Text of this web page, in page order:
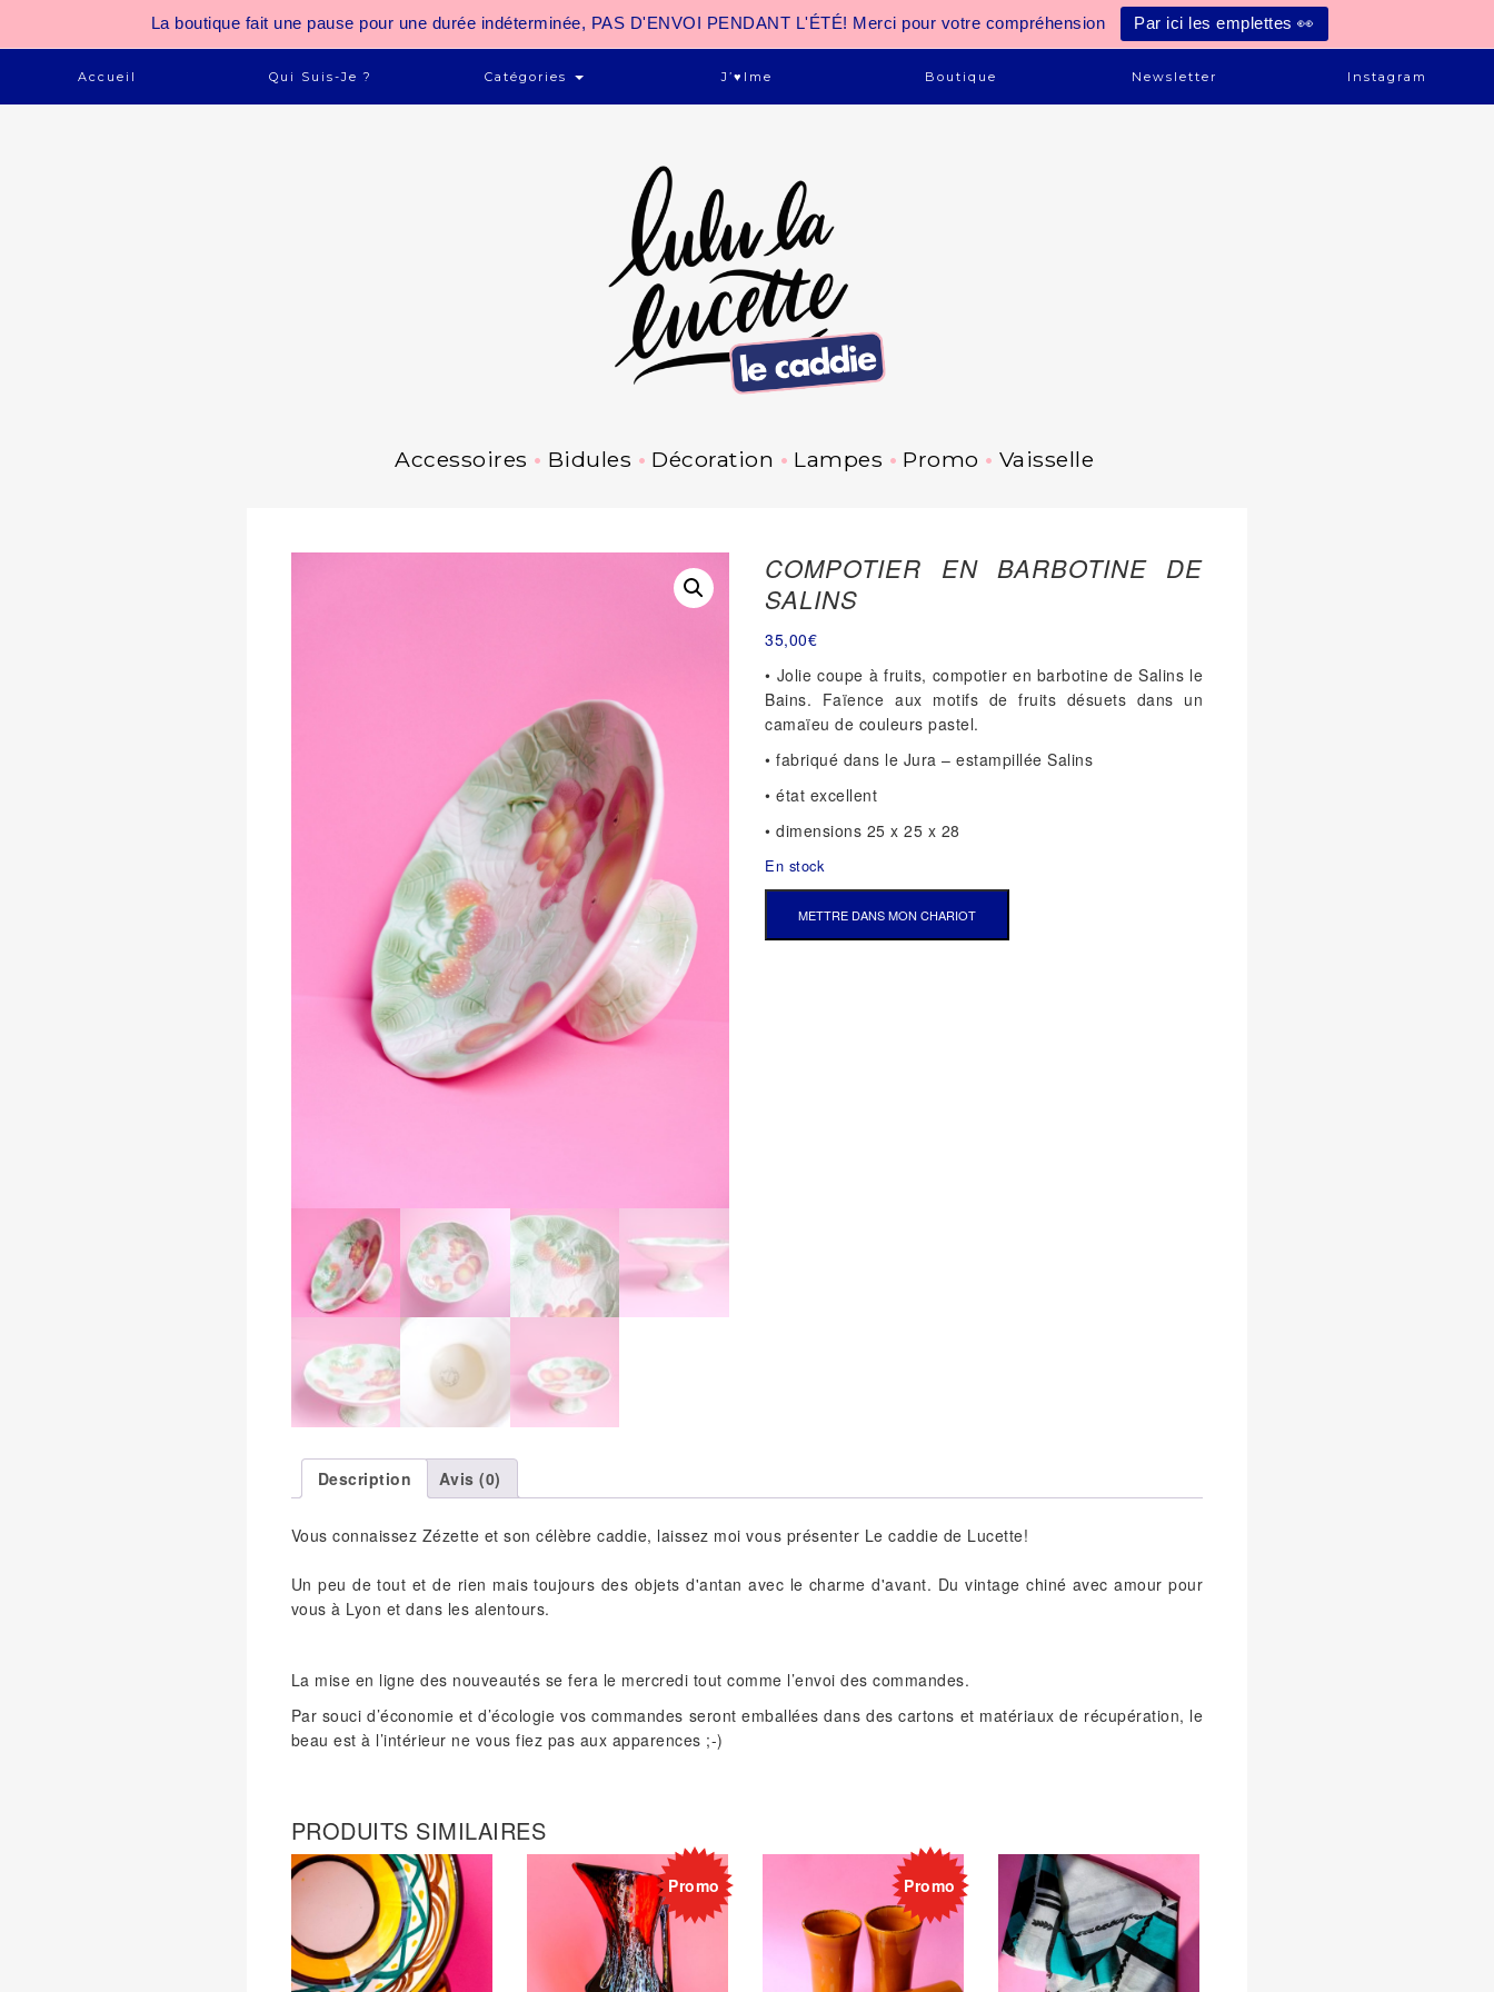
La boutique fait une pause pour une durée indéterminée, PAS D'ENVOI PENDANT L'ÉTÉ! Merci pour votre compréhension Par ici les emplettes 👀
Accueil Qui Suis-Je ? Catégories J’♥ime Boutique Newsletter Instagram
Accessoires Bidules Décoration Lampes Promo Vaisselle
COMPOTIER EN BARBOTINE DE
SALINS
35,00€
• Jolie coupe à fruits, compotier en barbotine de Salins le
Bains. Faïence aux motifs de fruits désuets dans un
camaïeu de couleurs pastel.
• fabriqué dans le Jura – estampillée Salins
• état excellent
• dimensions 25 x 25 x 28
En stock
METTRE DANS MON CHARIOT
Description Avis (0)
Vous connaissez Zézette et son célèbre caddie, laissez moi vous présenter Le caddie de Lucette!
Un peu de tout et de rien mais toujours des objets d'antan avec le charme d'avant. Du vintage chiné avec amour pour
vous à Lyon et dans les alentours.
La mise en ligne des nouveautés se fera le mercredi tout comme l’envoi des commandes.
Par souci d’économie et d’écologie vos commandes seront emballées dans des cartons et matériaux de récupération, le
beau est à l’intérieur ne vous fiez pas aux apparences ;-)
PRODUITS SIMILAIRES
Promo Promo